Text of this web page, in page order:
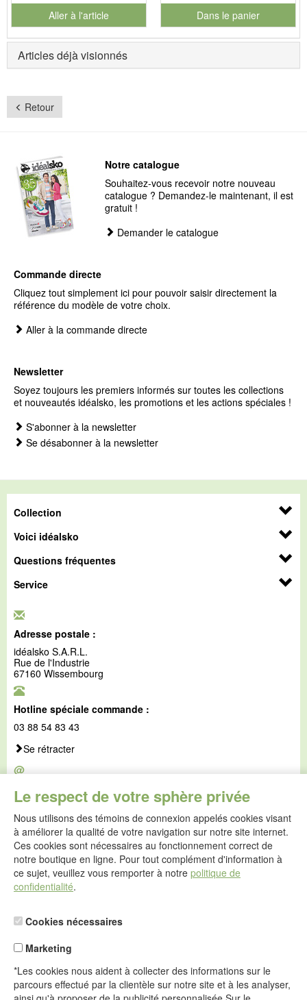
Aller à l'article
Dans le panier
pour le numéro de produit
Articles déjà visionnés
Retour
Le respect de votre sphère privée
Nous utilisons des témoins de connexion appelés cookies visant
à améliorer la qualité de votre navigation sur notre site internet.
Ces cookies sont nécessaires au fonctionnement correct de
notre boutique en ligne. Pour tout complément d'information à
ce sujet, veuillez vous remporter à notre politique de
confidentialité.
Cookies nécessaires
Marketing
*Les cookies nous aident à collecter des informations sur le
parcours effectué par la clientèle sur notre site et à les analyser,
Notre catalogue
Souhaitez-vous recevoir notre nouveau
catalogue ? Demandez-le maintenant, il est
gratuit !
Demander le catalogue
Commande directe
Cliquez tout simplement ici pour pouvoir saisir directement la
référence du modèle de votre choix.
Aller à la commande directe
Newsletter
Soyez toujours les premiers informés sur toutes les collections
et nouveautés idéalsko, les promotions et les actions spéciales !
S'abonner à la newsletter
Se désabonner à la newsletter
Collection
Voici idéalsko
Questions fréquentes
Service
Adresse postale :
idéalsko S.A.R.L.
Rue de l'Industrie
67160 Wissembourg
Hotline spéciale commande :
03 88 54 83 43
Se rétracter
@
service@idealsko.fr
@
Formulaire de contact
Aller au formulaire de contact